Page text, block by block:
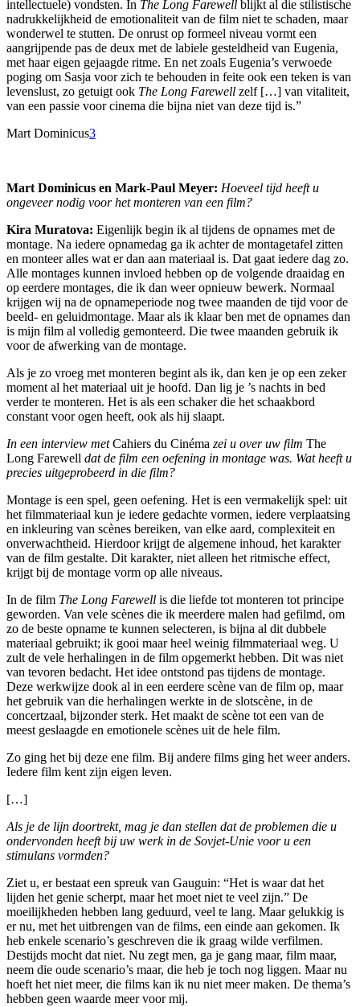
intellectuele) vondsten. In The Long Farewell blijkt al die stilistische
nadrukkelijkheid de emotionaliteit van de film niet te schaden, maar
wonderwel te stutten. De onrust op formeel niveau vormt een
aangrijpende pas de deux met de labiele gesteldheid van Eugenia,
met haar eigen gejaagde ritme. En net zoals Eugenia’s verwoede
poging om Sasja voor zich te behouden in feite ook een teken is van
levenslust, zo getuigt ook The Long Farewell zelf […] van vitaliteit,
van een passie voor cinema die bijna niet van deze tijd is.”
Mart Dominicus3
Mart Dominicus en Mark-Paul Meyer: Hoeveel tijd heeft u
ongeveer nodig voor het monteren van een film?
Kira Muratova: Eigenlijk begin ik al tijdens de opnames met de
montage. Na iedere opnamedag ga ik achter de montagetafel zitten
en monteer alles wat er dan aan materiaal is. Dat gaat iedere dag zo.
Alle montages kunnen invloed hebben op de volgende draaidag en
op eerdere montages, die ik dan weer opnieuw bewerk. Normaal
krijgen wij na de opnameperiode nog twee maanden de tijd voor de
beeld- en geluidmontage. Maar als ik klaar ben met de opnames dan
is mijn film al volledig gemonteerd. Die twee maanden gebruik ik
voor de afwerking van de montage.
Als je zo vroeg met monteren begint als ik, dan ken je op een zeker
moment al het materiaal uit je hoofd. Dan lig je ’s nachts in bed
verder te monteren. Het is als een schaker die het schaakbord
constant voor ogen heeft, ook als hij slaapt.
In een interview metCahiers du Cinéma zei u over uw film The
Long Farewell dat de film een oefening in montage was. Wat heeft u
precies uitgeprobeerd in die film?
Montage is een spel, geen oefening. Het is een vermakelijk spel: uit
het filmmateriaal kun je iedere gedachte vormen, iedere verplaatsing
en inkleuring van scènes bereiken, van elke aard, complexiteit en
onverwachtheid. Hierdoor krijgt de algemene inhoud, het karakter
van de film gestalte. Dit karakter, niet alleen het ritmische effect,
krijgt bij de montage vorm op alle niveaus.
In de film The Long Farewell is die liefde tot monteren tot principe
geworden. Van vele scènes die ik meerdere malen had gefilmd, om
zo de beste opname te kunnen selecteren, is bijna al dit dubbele
materiaal gebruikt; ik gooi maar heel weinig filmmateriaal weg. U
zult de vele herhalingen in de film opgemerkt hebben. Dit was niet
van tevoren bedacht. Het idee ontstond pas tijdens de montage.
Deze werkwijze dook al in een eerdere scène van de film op, maar
het gebruik van die herhalingen werkte in de slotscène, in de
concertzaal, bijzonder sterk. Het maakt de scène tot een van de
meest geslaagde en emotionele scènes uit de hele film.
Zo ging het bij deze ene film. Bij andere films ging het weer anders.
Iedere film kent zijn eigen leven.
[…]
Als je de lijn doortrekt, mag je dan stellen dat de problemen die u
ondervonden heeft bij uw werk in de Sovjet-Unie voor u een
stimulans vormden?
Ziet u, er bestaat een spreuk van Gauguin: “Het is waar dat het
lijden het genie scherpt, maar het moet niet te veel zijn.” De
moeilijkheden hebben lang geduurd, veel te lang. Maar gelukkig is
er nu, met het uitbrengen van de films, een einde aan gekomen. Ik
heb enkele scenario’s geschreven die ik graag wilde verfilmen.
Destijds mocht dat niet. Nu zegt men, ga je gang maar, film maar,
neem die oude scenario’s maar, die heb je toch nog liggen. Maar nu
hoeft het niet meer, die films kan ik nu niet meer maken. De thema’s
hebben geen waarde meer voor mij.